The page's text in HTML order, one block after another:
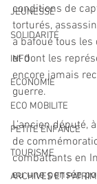
JEUNESSE
SOLIDARITÉ
INFO
ECONOMIE
ECO MOBILITE
PETITE ENFANCE
TOURISME
ARCHIVES ET
conditions de
torturés,
a bafoué tous
et dont les
encore jamais
guerre.
L’ancien député,
de
combattants en
eu une pensée